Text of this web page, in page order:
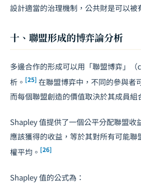
設計適當的治理機制，公共財是可以被
十、聯盟形成的博弈論分析
多邊合作的形成可以用「聯盟博弈」
析。 [25] 在聯盟博弈中，不同的參與者
而每個聯盟創造的價值取決於其成員組
Shapley 值提供了一個公平分配聯盟收
應該獲得的收益，等於其對所有可能聯
權平均。 [26]
Shapley 值的公式為：